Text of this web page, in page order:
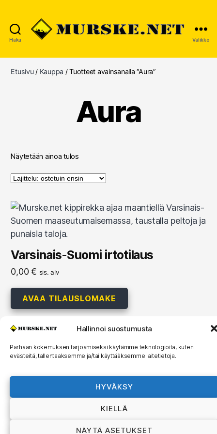
Hallinnoi suostumusta
Parhaan kokemuksen tarjoamiseksi käytämme teknologioita, kuten
evästeitä, tallentaaksemme ja/tai käyttääksemme laitetietoja.
HYVÄKSY
KIELLÄ
NÄYTÄ ASETUKSET
Haku Valikko
Etusivu/ Kauppa / Tuotteet avainsanalla “Aura”
Aura
Näytetään ainoa tulos
Varsinais-Suomi irtotilaus
0,00€ sis. alv
AVAA TILAUSLOMAKE
© 2026MURSKE.NET